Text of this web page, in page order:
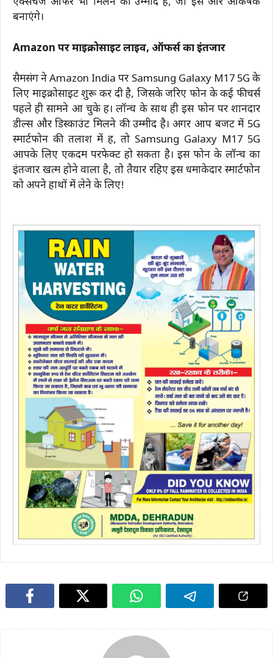
बनाएंगे।
Amazon पर माइक्रोसाइट लाइव, ऑफर्स का इंतजार
सैमसंग ने Amazon India पर Samsung Galaxy M17 5G के
लिए माइक्रोसाइट शुरू कर दी है, जिसके जरिए फोन के कई फीचर्स
पहले ही सामने आ चुके हैं। लॉन्च के साथ ही इस फोन पर शानदार
डील्स और डिस्काउंट मिलने की उम्मीद है। अगर आप बजट में 5G
स्मार्टफोन की तलाश में हैं, तो Samsung Galaxy M17 5G
आपके लिए एकदम परफेक्ट हो सकता है। इस फोन के लॉन्च का
इंतजार खत्म होने वाला है, तो तैयार रहिए इस धमाकेदार स्मार्टफोन
को अपने हाथों में लेने के लिए!